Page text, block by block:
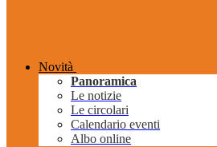
Novità
Panoramica
Le notizie
Le circolari
Calendario eventi
Albo online